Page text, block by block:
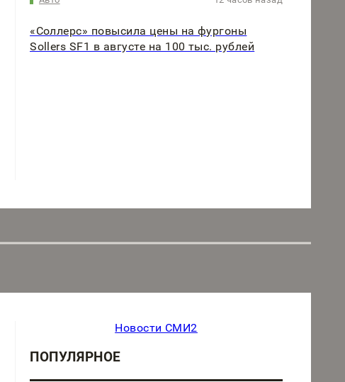
«Соллерс» повысила цены на фургоны
Sollers SF1 в августе на 100 тыс. рублей
Новости СМИ2
ПОПУЛЯРНОЕ